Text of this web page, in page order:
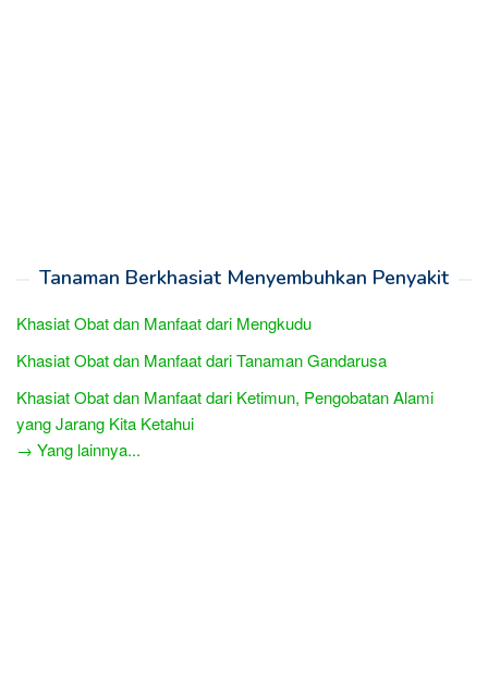
Tanaman Berkhasiat Menyembuhkan Penyakit
Khasiat Obat dan Manfaat dari Mengkudu
Khasiat Obat dan Manfaat dari Tanaman Gandarusa
Khasiat Obat dan Manfaat dari Ketimun, Pengobatan Alami
yang Jarang Kita Ketahui
→ Yang lainnya...